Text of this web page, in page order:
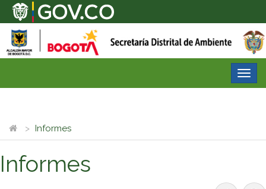
Informes
Informes